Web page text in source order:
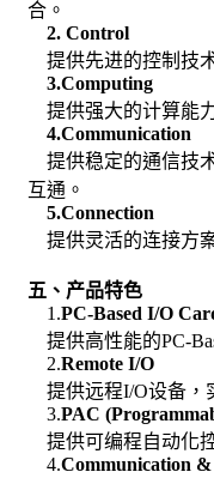
合。
2. Control
提供先进的控制技
3.Computing
提供强大的计算能
4.Communication
提供稳定的通信技
互通。
5.Connection
提供灵活的连接方
五、产品特色
1.PC-Based I/O
提供高性能的PC-
2.Remote I/O
提供远程I/O设备，
3.PAC
提供可编程自动化
4.Communication